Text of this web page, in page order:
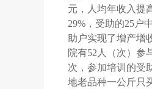
元，人均年收入提
29% ，受助的25户
助户实现了增产增
院有52 人（次）参
次，参加培训的受
地老品种一公斤只